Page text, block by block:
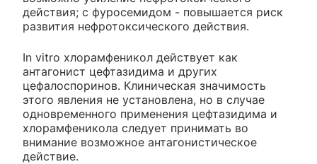
действия; с фуросемидом - повышается риск
развития нефротоксического действия.
In vitro хлорамфеникол действует как
антагонист цефтазидима и других
цефалоспоринов. Клиническая значимость
этого явления не установлена, но в случае
одновременного применения цефтазидима и
хлорамфеникола следует принимать во
внимание возможное антагонистическое
действие.